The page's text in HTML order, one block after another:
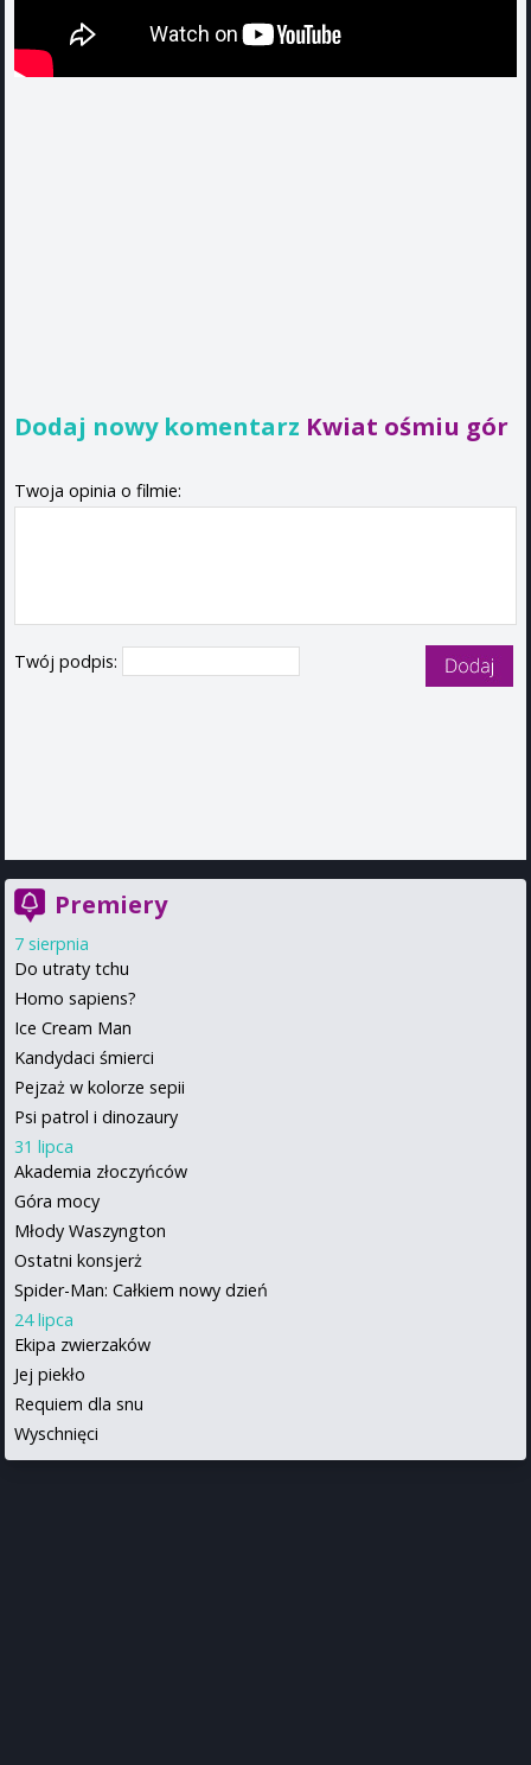
Dodaj nowy komentarz Kwiat ośmiu gór
Twoja opinia o filmie:
Twój podpis:
Premiery
7 sierpnia
Do utraty tchu
Homo sapiens?
Ice Cream Man
Kandydaci śmierci
Pejzaż w kolorze sepii
Psi patrol i dinozaury
31 lipca
Akademia złoczyńców
Góra mocy
Młody Waszyngton
Ostatni konsjerż
Spider-Man: Całkiem nowy dzień
24 lipca
Ekipa zwierzaków
Jej piekło
Requiem dla snu
Wyschnięci